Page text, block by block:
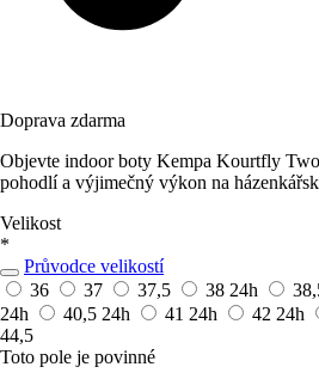
Doprava zdarma
Objevte indoor boty Kempa Kourtfly
pohodlí a výjimečný výkon na
Velikost
*
Průvodce velikostí
36
37 37,5 38 24h
24h
40,5 24h 41 24h 42 24h
44,5
Toto pole je povinné